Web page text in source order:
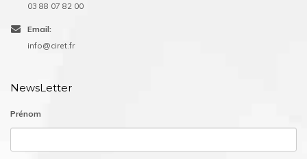
03 88 07 82 00
Email:
info@ciret.fr
NewsLetter
Prénom